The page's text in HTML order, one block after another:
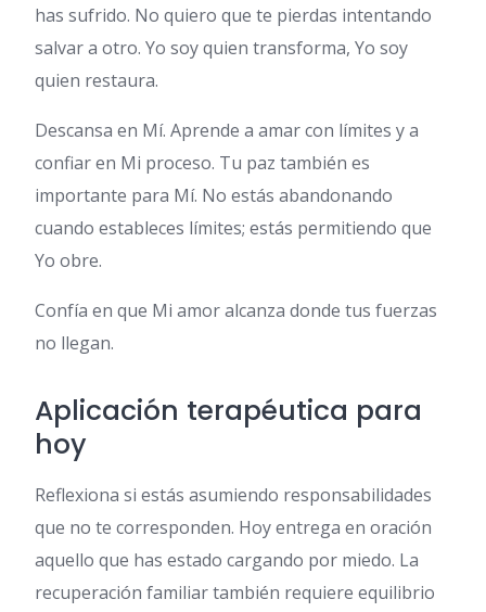
has sufrido. No quiero que te pierdas intentando
salvar a otro. Yo soy quien transforma, Yo soy
quien restaura.
Descansa en Mí. Aprende a amar con límites y a
confiar en Mi proceso. Tu paz también es
importante para Mí. No estás abandonando
cuando estableces límites; estás permitiendo que
Yo obre.
Confía en que Mi amor alcanza donde tus fuerzas
no llegan.
Aplicación terapéutica para
hoy
Reflexiona si estás asumiendo responsabilidades
que no te corresponden. Hoy entrega en oración
aquello que has estado cargando por miedo. La
recuperación familiar también requiere equilibrio